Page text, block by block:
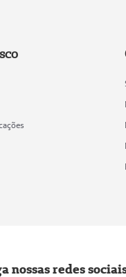
nossas redes